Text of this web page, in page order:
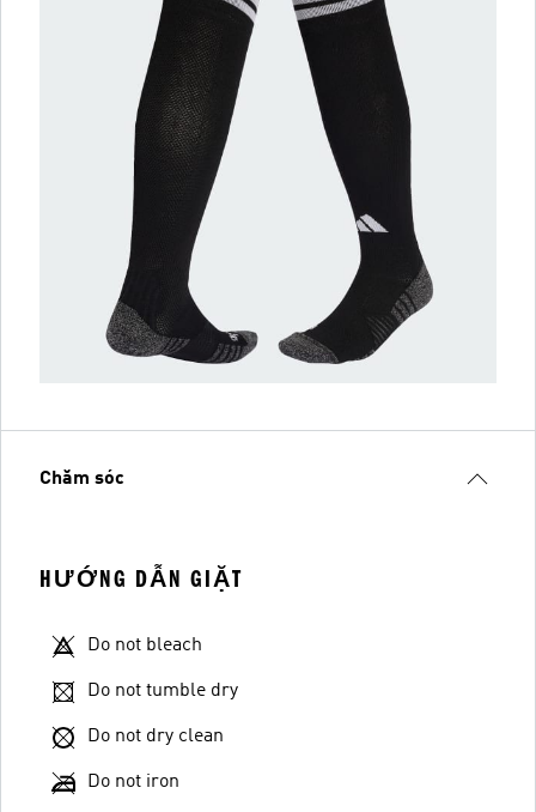
Chăm sóc
HƯỚNG DẪN GIẶT
Do not bleach
Do not tumble dry
Do not dry clean
Do not iron